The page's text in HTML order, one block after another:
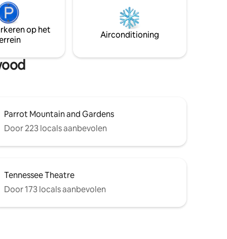
grill en
je
bezienswaardigheden, winkels en
restaurants. Dollywood ligt op slechts vijf
minuten afstand. Schilderachtig, stijlvol
en alles op wandelafstand!
op het
Airconditioning
Parrot Mountain and Gardens
Door 223 locals aanbevolen
Tennessee Theatre
Door 173 locals aanbevolen